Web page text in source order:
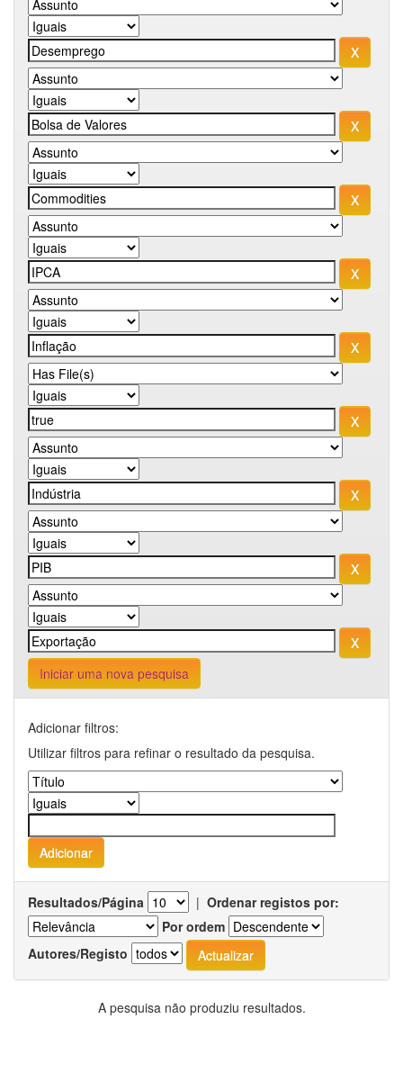
Iniciar uma nova pesquisa
Adicionar filtros:
Utilizar filtros para refinar o resultado da pesquisa.
Resultados/Página | Ordenar registos por:
Por ordem
Autores/Registo
A pesquisa não produziu resultados.